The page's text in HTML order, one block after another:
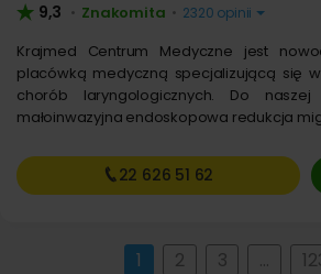
9,3 • Znakomita • 2320 opinii
Krajmed Centrum Medyczne jest
placówką medyczną specjalizującą się
chorób laryngologicznych. Do
małoinwazyjna endoskopowa redukcja
22 626 51 62
1 2 3 …